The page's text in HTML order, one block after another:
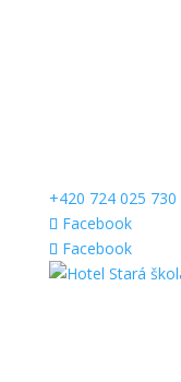
+420 724 025 730
Facebook
Facebook